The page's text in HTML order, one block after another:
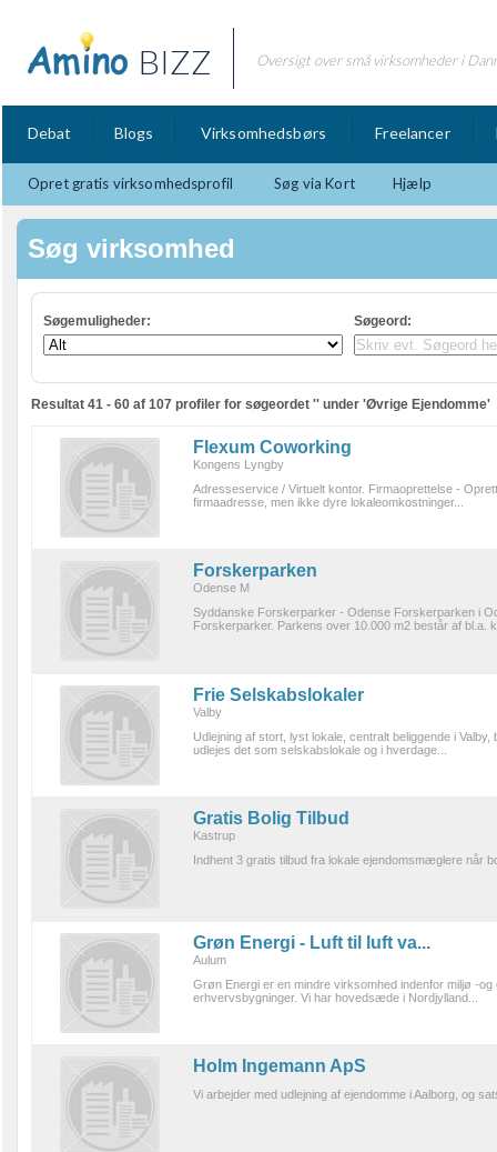
BIZZ Oversigt over små virksomheder i
Debat Blogs Virksomhedsbørs Freelancer
Opret gratis virksomhedsprofil Søg via Kort Hjælp
Søg virksomhed
Søgemuligheder: Søgeord :
Resultat 41 - 60 af 107 profiler for søgeordet '' under 'Øvrige Ejendomme'
Flexum Coworking
Kongens Lyngby
Adresseservice / Virtuelt kontor. Firmaoprettelse -
firmaadresse, men ikke dyre lokaleomkostninger...
Forskerparken
Odense M
Syddanske Forskerparker - Odense Forskerparken i
Forskerparker. Parkens over 10.000 m2 består af bl.a.
Frie Selskabslokaler
Valby
Udlejning af stort, lyst lokale, centralt beliggende i
udlejes det som selskabslokale og i hverdage...
Gratis Bolig Tilbud
Kastrup
Indhent 3 gratis tilbud fra lokale ejendomsmæglere når
Grøn Energi - Luft til luft va...
Aulum
Grøn Energi er en mindre virksomhed indenfor miljø -
erhvervsbygninger. Vi har hovedsæde i Nordjylland...
Holm Ingemann ApS
Vi arbejder med udlejning af ejendomme i Aalborg, og